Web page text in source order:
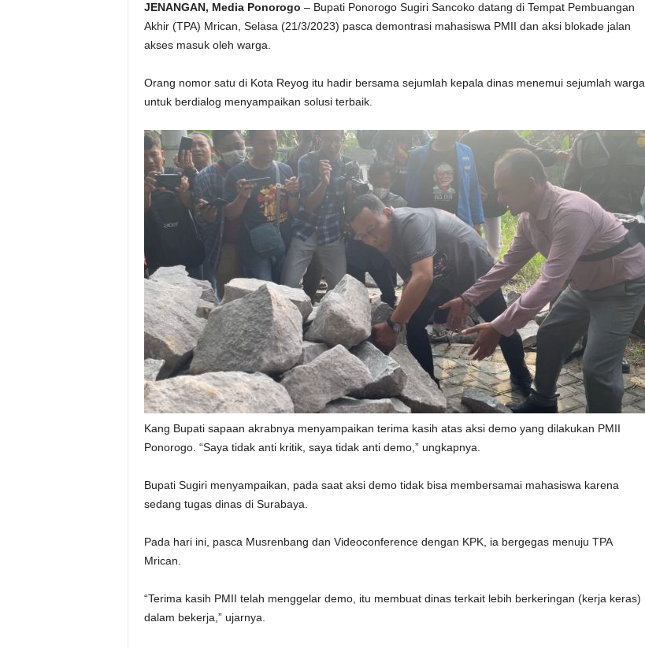
JENANGAN, Media Ponorogo – Bupati Ponorogo Sugiri Sancoko datang di Tempat Pembuangan
Akhir (TPA) Mrican, Selasa (21/3/2023) pasca demontrasi mahasiswa PMII dan aksi blokade jalan
akses masuk oleh warga.
Orang nomor satu di Kota Reyog itu hadir bersama sejumlah kepala dinas menemui sejumlah warga
untuk berdialog menyampaikan solusi terbaik.
Kang Bupati sapaan akrabnya menyampaikan terima kasih atas aksi demo yang dilakukan PMII
Ponorogo. “Saya tidak anti kritik, saya tidak anti demo,” ungkapnya.
Bupati Sugiri menyampaikan, pada saat aksi demo tidak bisa membersamai mahasiswa karena
sedang tugas dinas di Surabaya.
Pada hari ini, pasca Musrenbang dan Videoconference dengan KPK, ia bergegas menuju TPA
Mrican.
“Terima kasih PMII telah menggelar demo, itu membuat dinas terkait lebih berkeringan (kerja keras)
dalam bekerja,” ujarnya.